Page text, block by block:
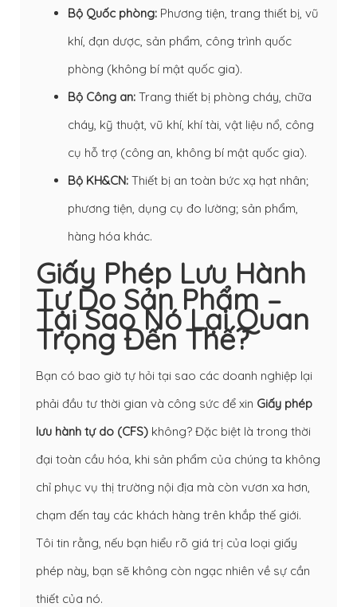
Bộ Quốc phòng: Phương tiện, trang thiết bị, vũ
khí, đạn dược, sản phẩm, công trình quốc
phòng (không bí mật quốc gia).
Bộ Công an: Trang thiết bị phòng cháy, chữa
cháy, kỹ thuật, vũ khí, khí tài, vật liệu nổ, công
cụ hỗ trợ (công an, không bí mật quốc gia).
Bộ KH&CN: Thiết bị an toàn bức xạ hạt nhân;
phương tiện, dụng cụ đo lường; sản phẩm,
hàng hóa khác.
Giấy Phép Lưu Hành
Tự Do Sản Phẩm –
Tại Sao Nó Lại Quan
Trọng Đến Thế?
Bạn có bao giờ tự hỏi tại sao các doanh nghiệp lại
phải đầu tư thời gian và công sức để xin Giấy phép
lưu hành tự do (CFS) không? Đặc biệt là trong thời
đại toàn cầu hóa, khi sản phẩm của chúng ta không
chỉ phục vụ thị trường nội địa mà còn vươn xa hơn,
chạm đến tay các khách hàng trên khắp thế giới.
Tôi tin rằng, nếu bạn hiểu rõ giá trị của loại giấy
phép này, bạn sẽ không còn ngạc nhiên về sự cần
thiết của nó.